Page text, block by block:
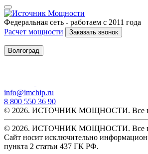
Федеральная сеть - работаем с 2011 года
Расчет мощности
Заказать звонок
Волгоград
info@imchip.ru
8 800 550 36 90
© 2026. ИСТОЧНИК МОЩНОСТИ. Все
© 2026. ИСТОЧНИК МОЩНОСТИ. Все
Сайт носит исключительно
пункта 2 статьи 437 ГК РФ.